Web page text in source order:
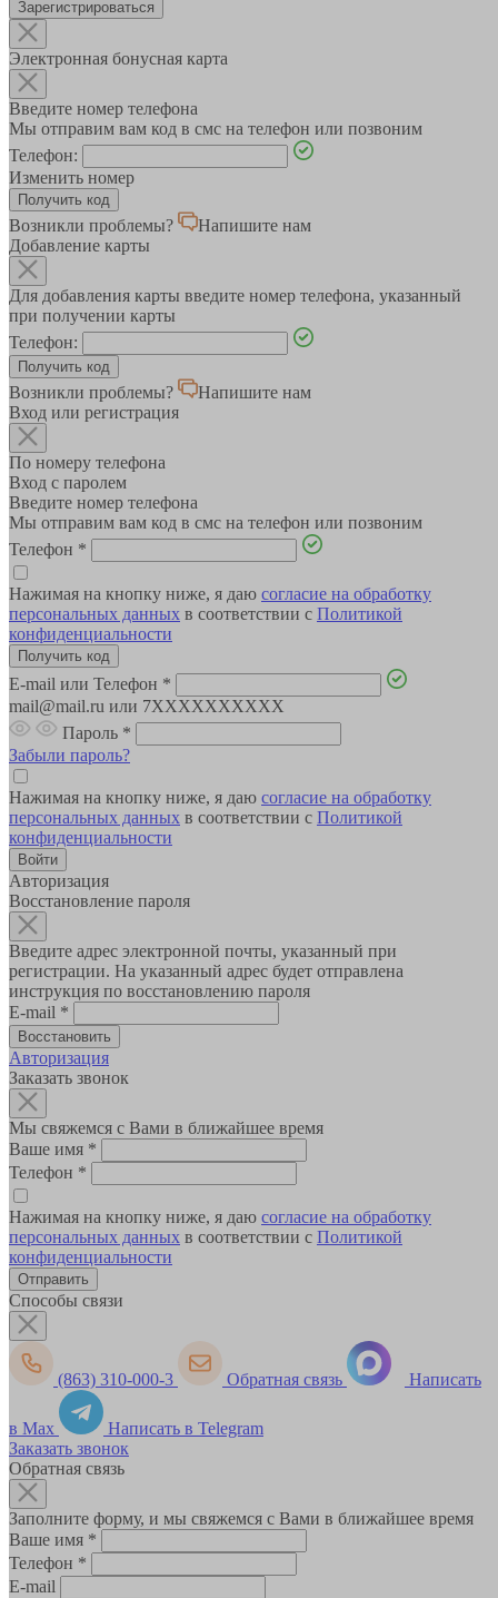
Зарегистрироваться
Электронная бонусная карта
Введите номер телефона
Мы отправим вам код в смс на телефон или позвоним
Телефон:
Изменить номер
Возникли проблемы?
Напишите нам
Добавление карты
Для добавления карты введите номер телефона, указанный
при получении карты
Телефон:
Возникли проблемы?
Напишите нам
Вход или регистрация
По номеру телефона
Вход с паролем
Введите номер телефона
Мы отправим вам код в смс на телефон или позвоним
Телефон *
Нажимая на кнопку ниже, я даю согласие на обработку
персональных данных в соответствии с Политикой
конфиденциальности
E-mail или Телефон *
mail@mail.ru или 7XXXXXXXXXX
Пароль *
Забыли пароль?
Нажимая на кнопку ниже, я даю согласие на обработку
персональных данных в соответствии с Политикой
конфиденциальности
Авторизация
Восстановление пароля
Введите адрес электронной почты, указанный при
регистрации. На указанный адрес будет отправлена
инструкция по восстановлению пароля
E-mail *
Авторизация
Заказать звонок
Мы свяжемся с Вами в ближайшее время
Ваше имя *
Телефон *
Нажимая на кнопку ниже, я даю согласие на обработку
персональных данных в соответствии с Политикой
конфиденциальности
Способы связи
(863) 310-000-3 Обратная связь Написать
в Max
Написать в Telegram
Заказать звонок
Обратная связь
Заполните форму, и мы свяжемся с Вами в ближайшее время
Ваше имя *
Телефон *
E-mail